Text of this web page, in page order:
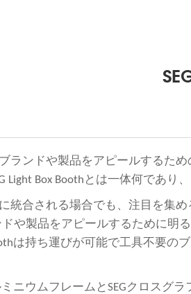
ランドや製品をアピールするた
Light Box Boothとは一体何であ
統合される場合でも、注目を集
ドや製品をアピールするために
は持ち運びが可能で工具不要
ミニウムフレームとSEGクロス